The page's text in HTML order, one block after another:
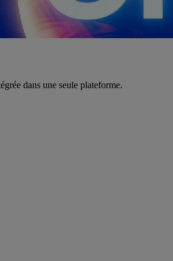
dans une seule plateforme.